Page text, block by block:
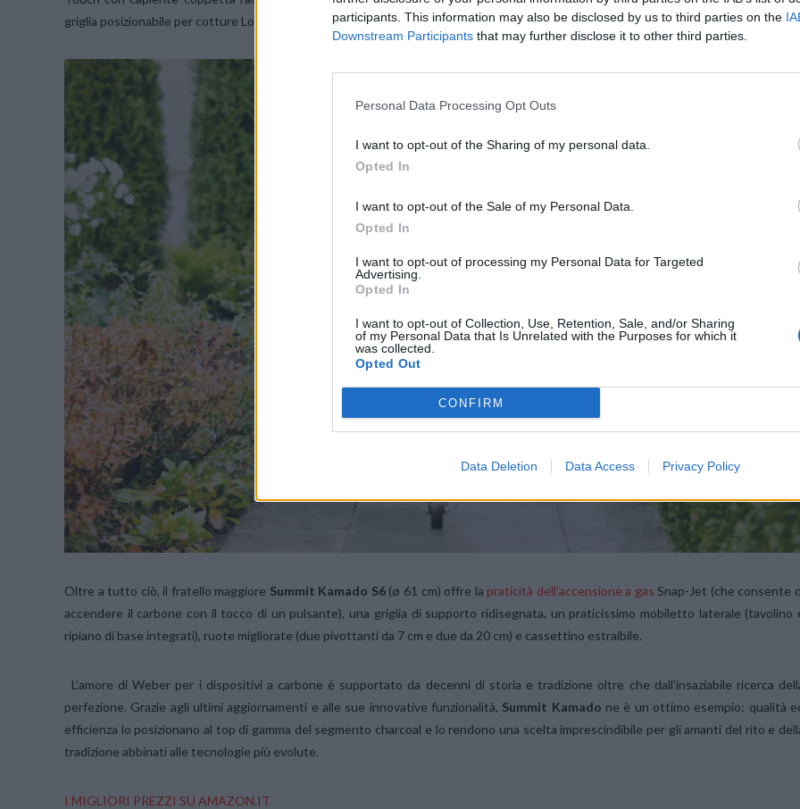
participants. This information may also be disclosed by us to third parties on the
Downstream Participants that may further disclose it to other third parties.
Personal Data Processing Opt Outs
I want to opt-out of the Sharing of my personal data.
Opted In
I want to opt-out of the Sale of my Personal Data.
Opted In
I want to opt-out of processing my Personal Data for Targeted
Advertising.
Opted In
I want to opt-out of Collection, Use, Retention, Sale, and/or Sharing
of my Personal Data that Is Unrelated with the Purposes for which it
was collected.
Opted Out
CONFIRM
Data Deletion Data Access Privacy Policy
griglia posizionabile per cotture Low & Slow o rosolatura.
Oltre a tutto ciò, il fratello maggiore Summit Kamado S6 (ø 61 cm) offre la praticità dell’accensione a gas Snap-Jet (che consente
accendere il carbone con il tocco di un pulsante), una griglia di supporto ridisegnata, un praticissimo mobiletto laterale (tavolino
ripiano di base integrati), ruote migliorate (due pivottanti da 7 cm e due da 20 cm) e cassettino estraibile.
L’amore di Weber per i dispositivi a carbone è supportato da decenni di storia e tradizione oltre che dall’insaziabile ricerca
perfezione. Grazie agli ultimi aggiornamenti e alle sue innovative funzionalità, Summit Kamado ne è un ottimo esempio: qualità
efficienza lo posizionano al top di gamma del segmento charcoal e lo rendono una scelta imprescindibile per gli amanti del rito e
tradizione abbinati alle tecnologie più evolute.
I MIGLIORI PREZZI SU AMAZON.IT